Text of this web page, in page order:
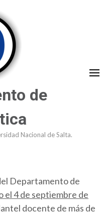
de
Nacional de Salta.
Departamento de
el 4 de septiembre de
docente de más de